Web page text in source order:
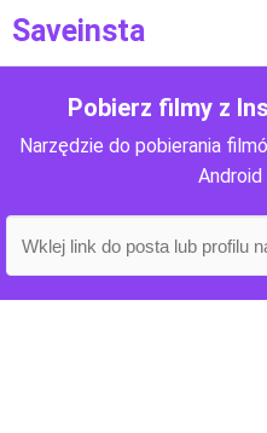
Saveinsta
Pobierz filmy z
Narzędzie do pobierania
Android